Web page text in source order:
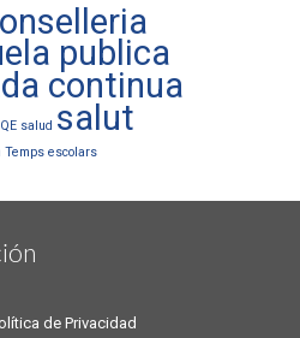
publica
continua
salud salut
Temps escolars
de Privacidad